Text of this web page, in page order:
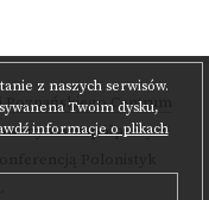
z naszych serwisów.
Twoim dysku,
informacje o plikach
Poznańskiego Centrum
we współpracy z